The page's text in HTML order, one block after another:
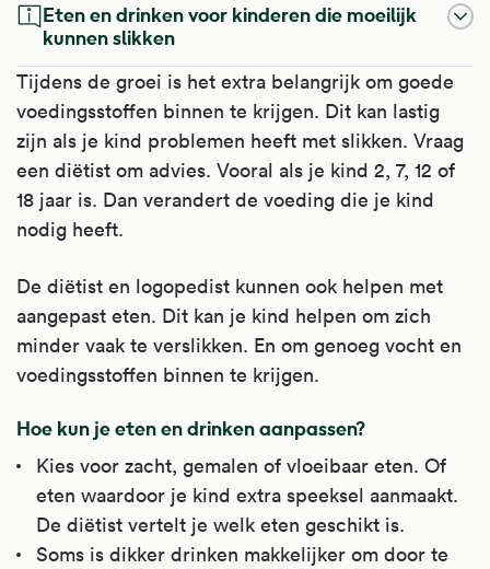
Eten en drinken voor kinderen die moeilijk
kunnen slikken
Tijdens de groei is het extra belangrijk om goede
voedingsstoffen binnen te krijgen. Dit kan lastig
zijn als je kind problemen heeft met slikken. Vraag
een diëtist om advies. Vooral als je kind 2, 7, 12 of
18 jaar is. Dan verandert de voeding die je kind
nodig heeft.
De diëtist en logopedist kunnen ook helpen met
aangepast eten. Dit kan je kind helpen om zich
minder vaak te verslikken. En om genoeg vocht en
voedingsstoffen binnen te krijgen.
Hoe kun je eten en drinken aanpassen?
Kies voor zacht, gemalen of vloeibaar eten. Of
eten waardoor je kind extra speeksel aanmaakt.
De diëtist vertelt je welk eten geschikt is.
Soms is dikker drinken makkelijker om door te